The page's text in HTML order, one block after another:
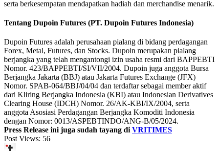
serta berkesempatan mendapatkan hadiah dan merchandise menarik.
Tentang Dupoin Futures (PT. Dupoin Futures Indonesia)
Dupoin Futures adalah perusahaan pialang di bidang perdagangan
Forex, Metal, Futures, dan Stocks. Dupoin merupakan pialang
berjangka yang telah mengantongi izin usaha resmi dari BAPPEBTI
Nomor. 423/BAPPEBTI/SI/VII/2004. Dupoin juga anggota Bursa
Berjangka Jakarta (BBJ) atau Jakarta Futures Exchange (JFX)
Nomor. SPAB-064/BBJ/04/04 dan terdaftar sebagai member aktif
dari Kliring Berjangka Indonesia (KBI) atau Indonesian Derivatives
Clearing House (IDCH) Nomor. 26/AK-KBI/IX/2004, serta
anggota Asosiasi Perdagangan Berjangka Komoditi Indonesia
dengan Nomor: 0013/ASPEBTINDO/ANG-B/05/2024.
Press Release ini juga sudah tayang diVRITIMES
Post Views: 56